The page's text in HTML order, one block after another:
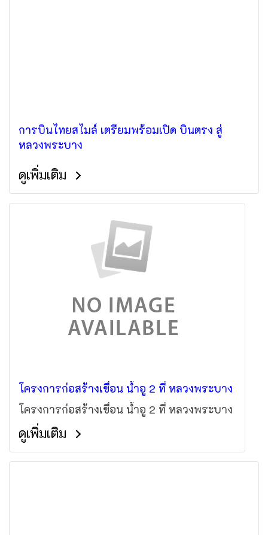
การบินไทยสไมล์ เตรียมพร้อมเปิด บินตรง สู่
หลวงพระบาง
ดูเพิ่มเติม
โครงการก่อสร้างเขื่อน น้ำอู 2 ที่ หลวงพระบาง
โครงการก่อสร้างเขื่อน น้ำอู 2 ที่ หลวงพระบาง
ดูเพิ่มเติม